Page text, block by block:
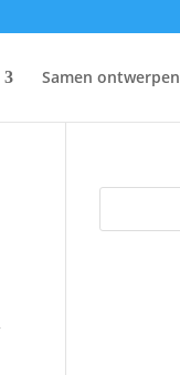
Samen ontwerpen